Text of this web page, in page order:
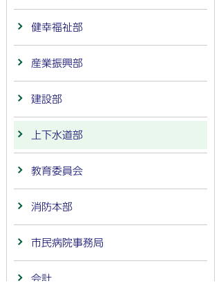
健幸福祉部
産業振興部
建設部
上下水道部
教育委員会
消防本部
市民病院事務局
会計